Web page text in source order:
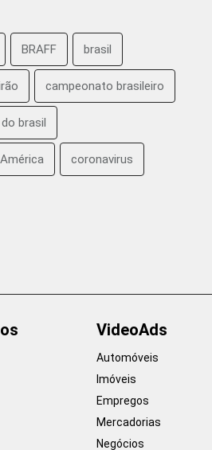
BRAFF brasil
campeonato brasileiro
brasil
coronavirus
VideoAds
Automóveis
Imóveis
Empregos
Mercadorias
Negócios